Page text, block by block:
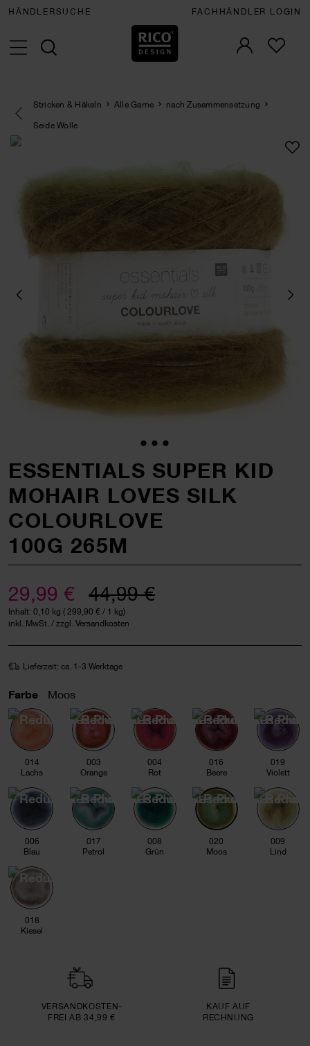
HÄNDLERSUCHE FACHHÄNDLER LOGIN
Eine Kategorie zurück navigieren
Stricken & Häkeln Alle Garne
nach Zusammensetzung
Seide Wolle
ESSENTIALS SUPER KID
MOHAIR LOVES SILK
COLOURLOVE
100G 265M
29,99 € 44,99 €
Inhalt: 0,10 kg ( 299,90 € / 1 kg)
inkl. MwSt. / zzgl. Versandkosten
Lieferzeit: ca. 1-3 Werktage
Farbe Moos
014
Lachs
003
Orange
004
Rot
016
Beere
019
Violett
006
Blau
017
Petrol
008
Grün
020
Moos
009
Lind
018
Kiesel
VERSAND­KOSTEN­
FREI AB 34,99 €
KAUF AUF
RECHNUNG